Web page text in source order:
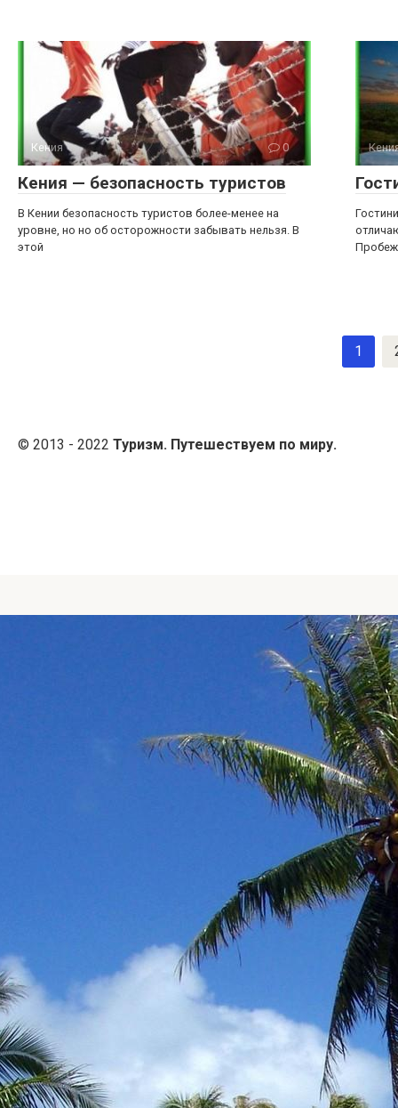
Кения 0
Кения — безопасность туристов
В Кении безопасность туристов более-менее на
уровне, но но об осторожности забывать нельзя. В
этой
1
© 2013 - 2022 Туризм. Путешествуем по миру.